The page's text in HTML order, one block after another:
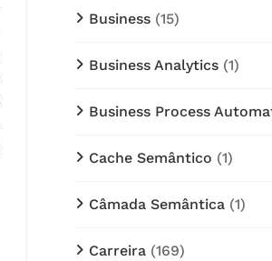
Business (15)
Business Analytics (1)
Business Process
Cache Semântico (1)
Câmada Semântica (1)
Carreira (169)